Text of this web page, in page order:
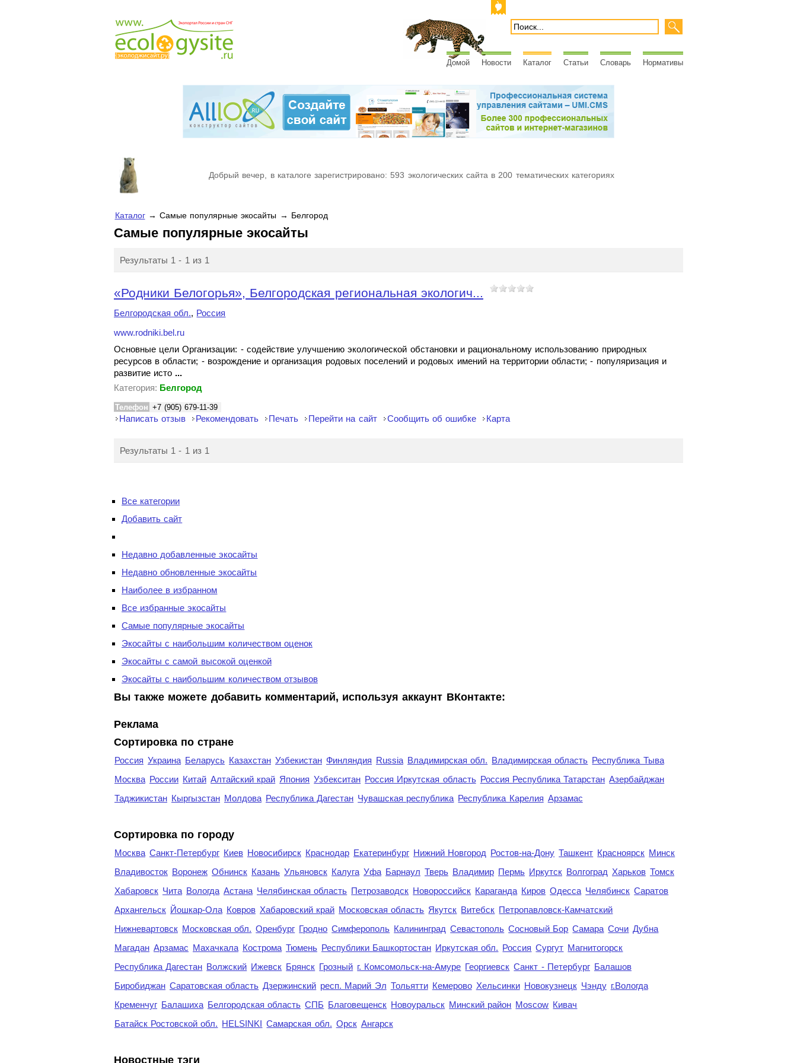
Домой Новости Каталог Статьи Словарь Нормативы
Добрый вечер, в каталоге зарегистрировано: 593 экологических сайта в 200 тематических категориях
Каталог→ Самые популярные экосайты → Белгород
Самые популярные экосайты
Результаты 1 - 1 из 1
«Родники Белогорья», Белгородская региональная экологич...
Белгородская обл., Россия
www.rodniki.bel.ru
Основные цели Организации: - содействие улучшению экологической обстановки и рациональному использованию природных
ресурсов в области; - возрождение и организация родовых поселений и родовых имений на территории области; - популяризация и
развитие исто ...
Категория: Белгород
Телефон +7 (905) 679-11-39
Написать отзыв Рекомендовать Печать Перейти на сайт Сообщить об ошибке Карта
Результаты 1 - 1 из 1
Все категории
Добавить сайт
Недавно добавленные экосайты
Недавно обновленные экосайты
Наиболее в избранном
Все избранные экосайты
Самые популярные экосайты
Экосайты с наибольшим количеством оценок
Экосайты с самой высокой оценкой
Экосайты с наибольшим количеством отзывов
Вы также можете добавить комментарий, используя аккаунт ВКонтакте:
Реклама
Сортировка по стране
Россия Украина Беларусь Казахстан Узбекистан Финляндия Russia Владимирская обл. Владимирская область Республика Тыва
Москва России Китай Алтайский край Япония Узбекситан Россия Иркутская область Россия Республика Татарстан Азербайджан
Таджикистан Кыргызстан Молдова Республика Дагестан Чувашская республика Республика Карелия Арзамас
Cортировка по городу
Москва Санкт-Петербург Киев Новосибирск Краснодар Екатеринбург Нижний Новгород Ростов-на-Дону Ташкент Красноярск Минск
Владивосток Воронеж Обнинск Казань Ульяновск Калуга Уфа Барнаул Тверь Владимир Пермь Иркутск Волгоград Харьков Томск
Хабаровск Чита Вологда Астана Челябинская область Петрозаводск Новороссийск Караганда Киров Одесса Челябинск Саратов
Архангельск Йошкар-Ола Ковров Хабаровский край Московская область Якутск Витебск Петропавловск-Камчатский
Нижневартовск Московская обл. Оренбург Гродно Симферополь Калининград Севастополь Сосновый Бор Самара Сочи Дубна
Магадан Арзамас Махачкала Кострома Тюмень Республики Башкортостан Иркутская обл. Россия Сургут Магнитогорск
Республика Дагестан Волжский Ижевск Брянск Грозный г. Комсомольск-на-Амуре Георгиевск Санкт - Петербург Балашов
Биробиджан Саратовская область Дзержинский респ. Марий Эл Тольятти Кемерово Хельсинки Новокузнецк Чэнду г.Вологда
Кременчуг Балашиха Белгородская область СПБ Благовещенск Новоуральск Минский район Moscow Кивач
Батайск Ростовской обл. HELSINKI Самарская обл. Орск Ангарск
Новостные тэги